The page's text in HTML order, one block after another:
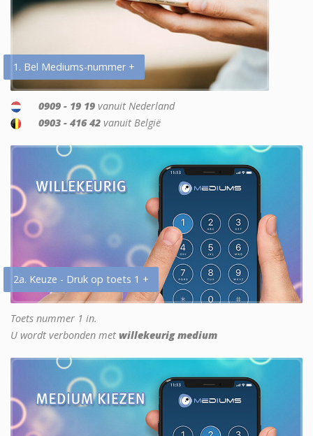
1. Bel Mediums-nummer +
0909 - 19 19 vanuit Nederland
0903 - 416 42 vanuit België
2a. Keuze - Druk op toets 1 +
Toets nummer 1 in.
U wordt verbonden met willekeurig medium